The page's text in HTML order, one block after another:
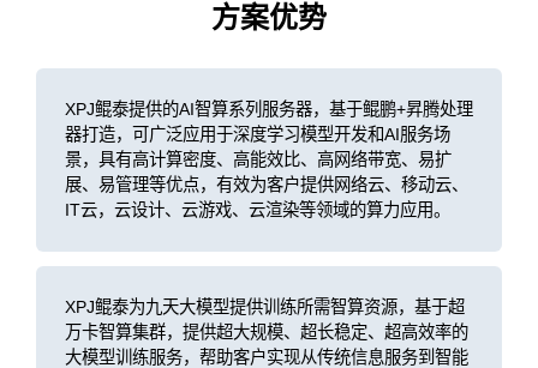
方案优势
XPJ鲲泰提供的AI智算系列服务器，基于鲲鹏+昇腾处理
器打造，可广泛应用于深度学习模型开发和AI服务场
景，具有高计算密度、高能效比、高网络带宽、易扩
展、易管理等优点，有效为客户提供网络云、移动云、
IT云，云设计、云游戏、云渲染等领域的算力应用。
XPJ鲲泰为九天大模型提供训练所需智算资源，基于超
万卡智算集群，提供超大规模、超长稳定、超高效率的
大模型训练服务，帮助客户实现从传统信息服务到智能